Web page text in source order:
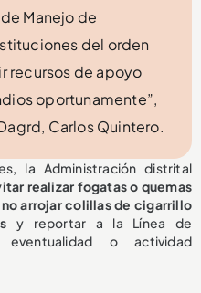
Manejo de
del orden
recursos de apoyo
oportunamente”,
Carlos Quintero.
la Administración distrital
realizar fogatas o quemas
arrojar colillas de cigarrillo
s y reportar a la Línea de
eventualidad o actividad